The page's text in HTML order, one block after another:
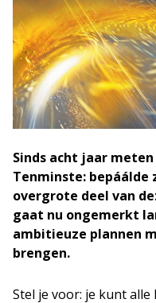
Sinds acht jaar
Tenminste:
overgrote deel van
gaat nu ongemerkt
ambitieuze plannen
brengen.
Stel je voor: je kunt alle